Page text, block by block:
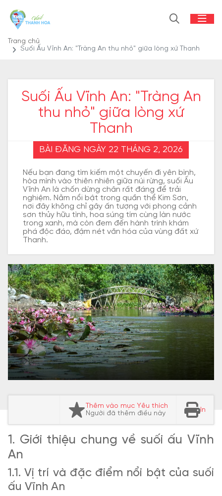
Trang chủ
Suối Ấu Vĩnh An: "Tràng An thu nhỏ" giữa lòng xứ Thanh
Suối Ấu Vĩnh An: "Tràng An
thu nhỏ" giữa lòng xứ
Thanh
BÀI ĐĂNG NGÀY 22 THÁNG 2, 2026
Nếu bạn đang tìm kiếm một chuyến đi yên bình,
hòa mình vào thiên nhiên giữa núi rừng, suối Ấu
Vĩnh An là chốn dừng chân rất đáng để trải
nghiệm. Nằm nổi bật trong quần thể Kim Sơn,
nơi đây không chỉ gây ấn tượng với phong cảnh
sơn thủy hữu tình, hoa súng tím cùng làn nước
trong xanh, mà còn đem đến hành trình khám
phá độc đáo, đậm nét văn hóa của vùng đất xứ
Thanh.
Thêm vào mục Yêu thích
Người đã thêm điều này
In
1. Giới thiệu chung về suối ấu Vĩnh
An
1.1. Vị trí và đặc điểm nổi bật của suối
ấu Vĩnh An